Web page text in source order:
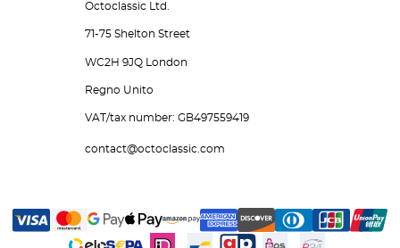
Octoclassic Ltd.
71-75 Shelton Street
WC2H 9JQ London
Regno Unito
VAT/tax number: GB497559419
contact@octoclassic.com